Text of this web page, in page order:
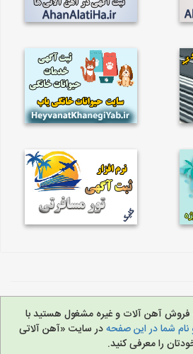
فروش آهن آلات و غیره مشغول هستید با
شما در این صفحهدر سایت «آهن آلاتی
را معرفی کنید.